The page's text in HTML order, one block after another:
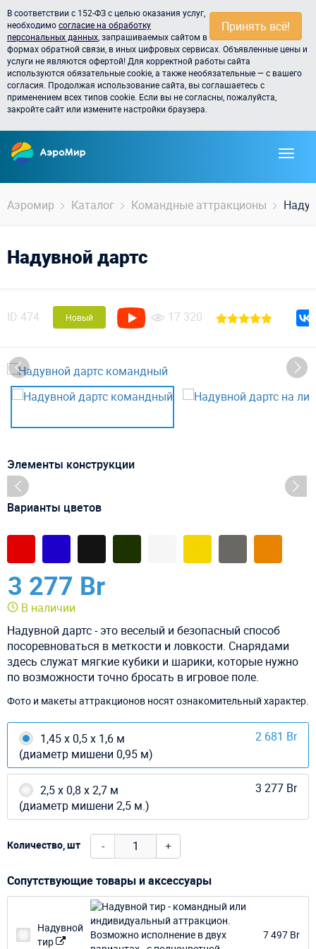
Принять всё!
В соответствии с 152-ФЗ с целью оказания услуг,
необходимосогласие на обработку
персональных данных , запрашиваемых сайтом в
формах обратной связи, в иных цифровых сервисах. Объявленные цены и
услуги не являются офертой! Для корректной работы сайта
используются обязательные cookie, а также необязательные — с вашего
согласия. Продолжая использование сайта, вы соглашаетесь с
применением всех типов cookie. Если вы не согласны, пожалуйста,
закройте сайт или измените настройки браузера.
Аэромир Каталог Командные аттракционы
Надувной дартс
ID 474 Новый 17 320
Элементы конструкции
Варианты цветов
3 277 Br
В наличии
Надувной дартс - это веселый и безопасный способ
посоревноваться в меткости и ловкости. Снарядами
здесь служат мягкие кубики и шарики, которые нужно
по возможности точно бросать в игровое поле.
Фото и макеты аттракционов носят ознакомительный характер.
1,45 х 0,5 х 1,6 м
(диаметр мишени 0,95 м)
2 681 Br
2,5 х 0,8 х 2,7 м
(диаметр мишени 2,5 м.)
3 277 Br
Количество, шт - +
Сопутствующие товары и аксессуары
Надувной
тир
7 497 Br